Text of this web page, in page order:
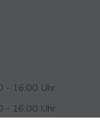
- 16.00 Uhr
- 16.00 Uhr